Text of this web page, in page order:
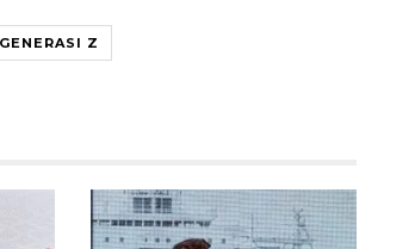
GENERASI Z